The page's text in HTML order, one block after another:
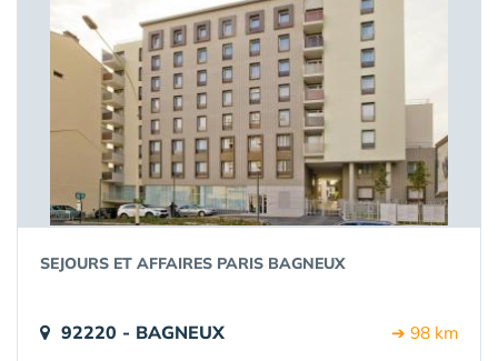
SEJOURS ET AFFAIRES PARIS BAGNEUX
92220 - BAGNEUX ➔ 98 km